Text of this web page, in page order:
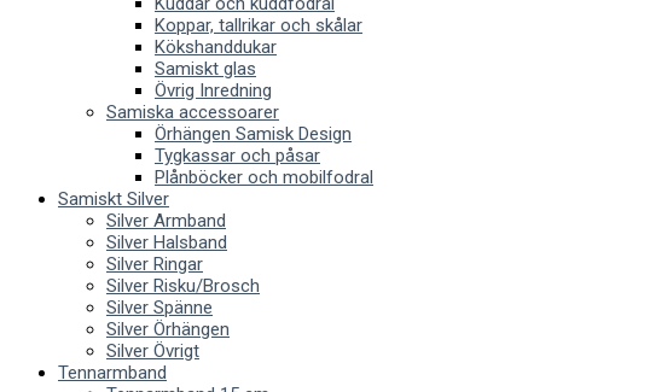
Koppar, tallrikar och skålar
Kökshanddukar
Samiskt glas
Övrig Inredning
Samiska accessoarer
Örhängen Samisk Design
Tygkassar och påsar
Plånböcker och mobilfodral
Samiskt Silver
Silver Armband
Silver Halsband
Silver Ringar
Silver Risku/Brosch
Silver Spänne
Silver Örhängen
Silver Övrigt
Tennarmband